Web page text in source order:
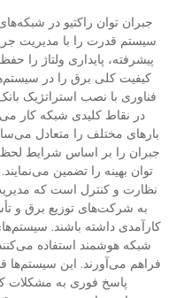
جبران توان راکتیو در
سیستم قدرت را با مدیریت
پیشرفته، پایداری ولتاژ را
کیفیت کلی برق را در
فناوری با نصب استراتژیک
در نقاط کلیدی شبکه کار
بارهای مختلف را متعادل
جبران را بر اساس شرایط
توان بهینه را تضمین
نظارت و کنترل است که
به شرکت‌های توزیع برق و
کارآمدی داشته باشند.
شبکه هوشمند استفاده
فراهم می‌آورند. این سیستم‌ها
پاسخ فوری به مشکلات